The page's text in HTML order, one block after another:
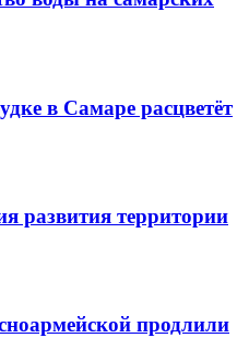
в Самаре расцветёт
развития территории
продлили